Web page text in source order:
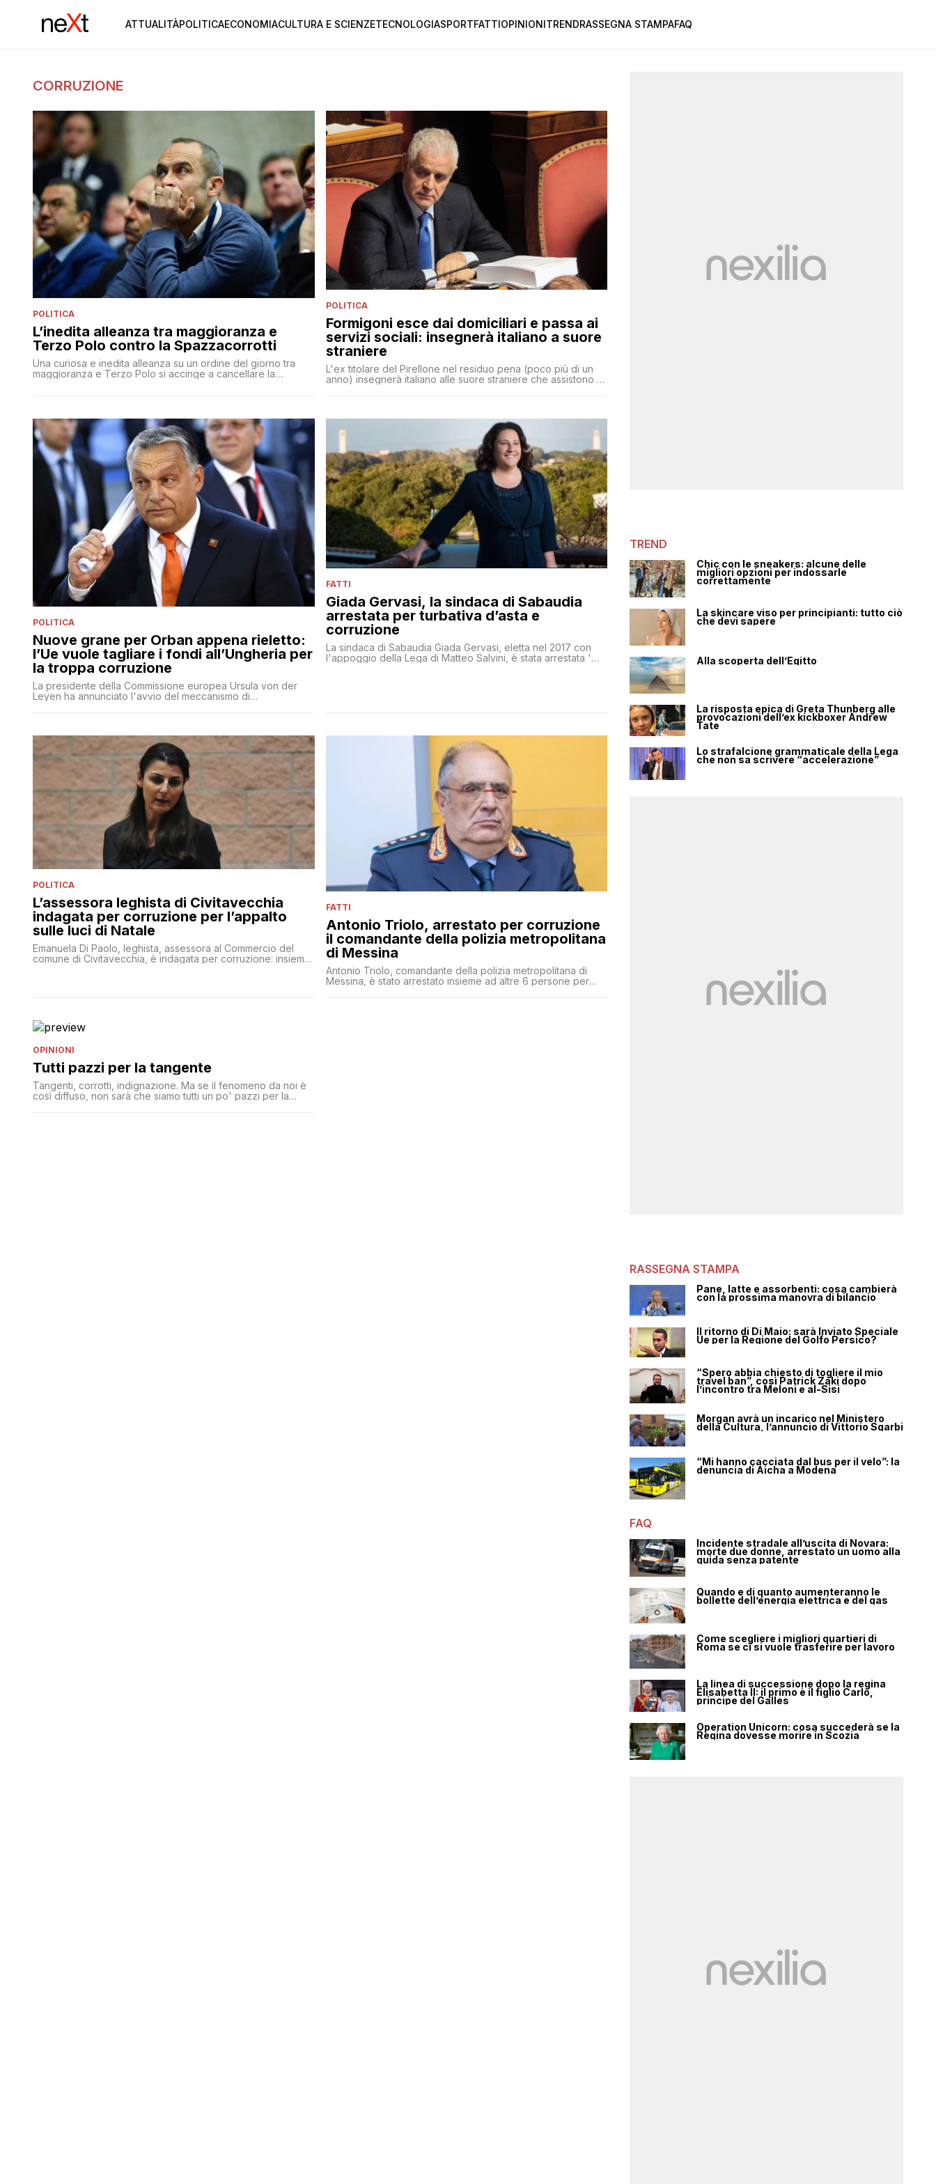
ATTUALITÀPOLITICAECONOMIACULTURA E SCIENZETECNOLOGIASPORTFATTIOPINIONITRENDRASSEGNA STAMPAFAQ
CORRUZIONE
POLITICA
L’inedita alleanza tra maggioranza e
Terzo Polo contro la Spazzacorrotti
Una curiosa e inedita alleanza su un ordine del giorno tra
maggioranza e Terzo Polo si accinge a cancellare la
POLITICA
Formigoni esce dai domiciliari e passa ai
servizi sociali: insegnerà italiano a suore
straniere
L'ex titolare del Pirellone nel residuo pena (poco più di un
anno) insegnerà italiano alle suore straniere che assistono gli
POLITICA
Nuove grane per Orban appena rieletto:
l’Ue vuole tagliare i fondi all’Ungheria per
la troppa corruzione
La presidente della Commissione europea Ursula von der
Leyen ha annunciato l'avvio del meccanismo di
FATTI
Giada Gervasi, la sindaca di Sabaudia
arrestata per turbativa d’asta e
corruzione
La sindaca di Sabaudia Giada Gervasi, eletta nel 2017 con
l'appoggio della Lega di Matteo Salvini, è stata arrestata '
POLITICA
L’assessora leghista di Civitavecchia
indagata per corruzione per l’appalto
sulle luci di Natale
Emanuela Di Paolo, leghista, assessora al Commercio del
comune di Civitavecchia, è indagata per corruzione: insieme
FATTI
Antonio Triolo, arrestato per corruzione
il comandante della polizia metropolitana
di Messina
Antonio Triolo, comandante della polizia metropolitana di
Messina, è stato arrestato insieme ad altre 6 persone per
OPINIONI
Tutti pazzi per la tangente
Tangenti, corrotti, indignazione. Ma se il fenomeno da noi è
così diffuso, non sarà che siamo tutti un po' pazzi per la
TREND
Chic con le sneakers: alcune delle
migliori opzioni per indossarle
correttamente
La skincare viso per principianti: tutto ciò
che devi sapere
Alla scoperta dell’Egitto
La risposta epica di Greta Thunberg alle
provocazioni dell’ex kickboxer Andrew
Tate
Lo strafalcione grammaticale della Lega
che non sa scrivere “accelerazione”
RASSEGNA STAMPA
Pane, latte e assorbenti: cosa cambierà
con la prossima manovra di bilancio
Il ritorno di Di Maio: sarà Inviato Speciale
Ue per la Regione del Golfo Persico?
“Spero abbia chiesto di togliere il mio
travel ban”, così Patrick Zaki dopo
l’incontro tra Meloni e al-Sisi
Morgan avrà un incarico nel Ministero
della Cultura, l’annuncio di Vittorio Sgarbi
“Mi hanno cacciata dal bus per il velo”: la
denuncia di Aicha a Modena
FAQ
Incidente stradale all’uscita di Novara:
morte due donne, arrestato un uomo alla
guida senza patente
Quando e di quanto aumenteranno le
bollette dell’energia elettrica e del gas
Come scegliere i migliori quartieri di
Roma se ci si vuole trasferire per lavoro
La linea di successione dopo la regina
Elisabetta II: il primo è il figlio Carlo,
principe del Galles
Operation Unicorn: cosa succederà se la
Regina dovesse morire in Scozia